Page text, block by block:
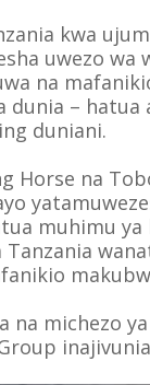
kwa
uwezo wa
na
dunia – hatua
duniani.
Horse na
muhimu ya
na michezo